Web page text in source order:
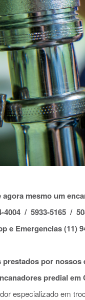
mesmo um
4004 / 5933-5165 /
e Emergencias (11)
prestados por nossos
predial
especializado em